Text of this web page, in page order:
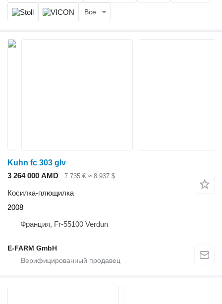
Все
Kuhn fc 303 glv
3 264 000 AMD
7 735 € ≈ 8 937 $
Косилка-плющилка
2008
Франция, Fr-55100 Verdun
E-FARM GmbH